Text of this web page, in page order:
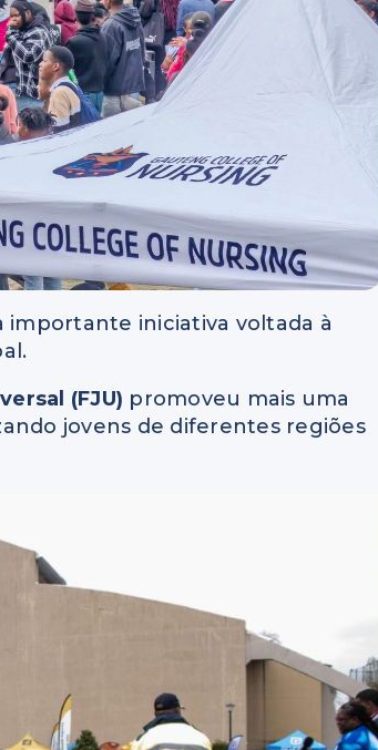
iniciativa voltada à
(FJU) promoveu mais uma
jovens de diferentes regiões